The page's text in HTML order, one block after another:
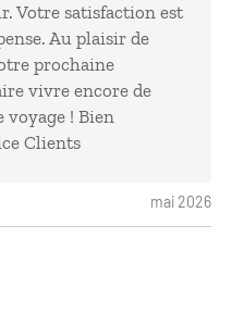
mai 2026
Votre satisfaction est
Au plaisir de
prochaine
vivre encore de
voyage ! Bien
Clients